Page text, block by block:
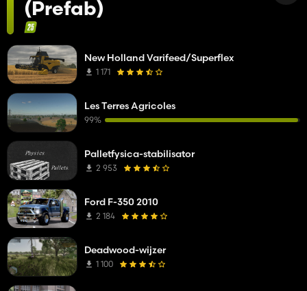
(Prefab)
New Holland Varifeed/Superflex
1 171
Les Terres Agricoles
99%
Palletfysica-stabilisator
2 953
Ford F-350 2010
2 184
Deadwood-wijzer
1 100